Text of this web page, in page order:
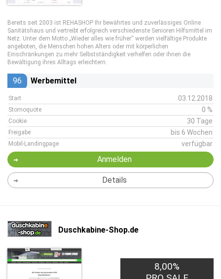
Bereits seit 2003 ist REHASHOP Ihr bewährtes und zuverlässiges Online
Sanitätshaus und vertreibt erfolgreich verschiedenste Senioren Hilfsmittel im
Netz. Unter dem Motto „Wieder alles wie früher“ werden vielfältige Produkte
angeboten, die Menschen hohen Alters oder mit körperlichen
Einschränkungen zu mehr Selbstständigkeit verhelfen oder ihnen die
Bewältigung ihres Alltags erleichtern.
96 Werbemittel
Start 03.12.2018
Stornoquote 0 %
Cookie 30 Tage
Freigabe bis 6 Wochen
Mobil-Landingpage verfügbar
Anmelden
Details
Duschkabine-Shop.de
8,00%